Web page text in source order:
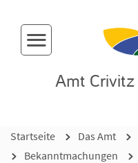
Menü-Button
Amt Crivitz
Startseite Das Amt
Bekanntmachungen